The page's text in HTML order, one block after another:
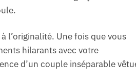
l’originalité. Une fois que vous
hilarants avec votre
d’un couple inséparable